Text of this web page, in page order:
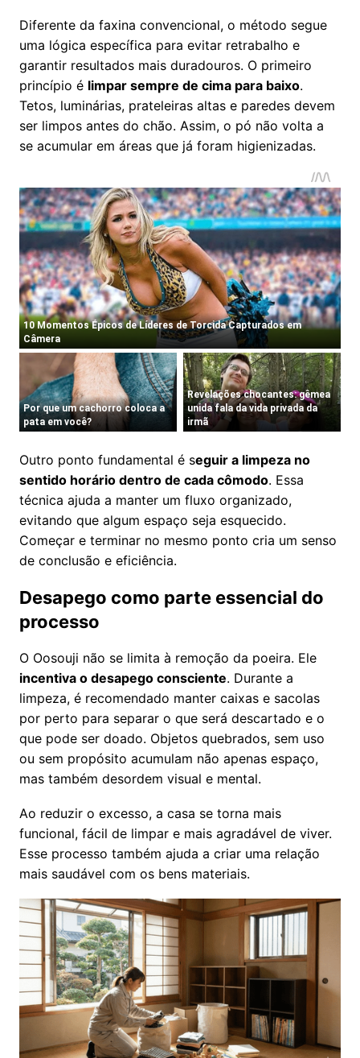
Diferente da faxina convencional, o método segue
uma lógica específica para evitar retrabalho e
garantir resultados mais duradouros. O primeiro
princípio é limpar sempre de cima para baixo.
Tetos, luminárias, prateleiras altas e paredes devem
ser limpos antes do chão. Assim, o pó não volta a
se acumular em áreas que já foram higienizadas.
Outro ponto fundamental é seguir a limpeza no
sentido horário dentro de cada cômodo. Essa
técnica ajuda a manter um fluxo organizado,
evitando que algum espaço seja esquecido.
Começar e terminar no mesmo ponto cria um senso
de conclusão e eficiência.
Desapego como parte essencial do
processo
O Oosouji não se limita à remoção da poeira. Ele
incentiva o desapego consciente. Durante a
limpeza, é recomendado manter caixas e sacolas
por perto para separar o que será descartado e o
que pode ser doado. Objetos quebrados, sem uso
ou sem propósito acumulam não apenas espaço,
mas também desordem visual e mental.
Ao reduzir o excesso, a casa se torna mais
funcional, fácil de limpar e mais agradável de viver.
Esse processo também ajuda a criar uma relação
mais saudável com os bens materiais.